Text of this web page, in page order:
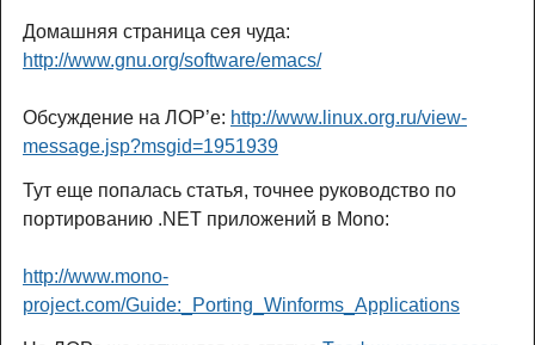
Домашняя страница сея чуда:
http://www.gnu.org/software/emacs/
Обсуждение на ЛОР’е: http://www.linux.org.ru/view-
message.jsp?msgid=1951939
Тут еще попалась статья, точнее руководство по
портированию .NET приложений в Mono:
http://www.mono-
project.com/Guide:_Porting_Winforms_Applications